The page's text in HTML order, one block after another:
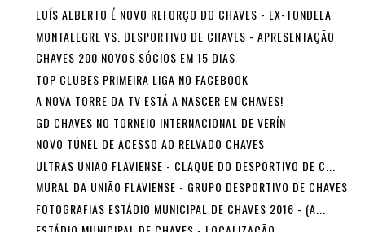
LUÍS ALBERTO É NOVO REFORÇO DO CHAVES - EX-TONDELA
MONTALEGRE VS. DESPORTIVO DE CHAVES - APRESENTAÇÃO
CHAVES 200 NOVOS SÓCIOS EM 15 DIAS
TOP CLUBES PRIMEIRA LIGA NO FACEBOOK
A NOVA TORRE DA TV ESTÁ A NASCER EM CHAVES!
GD CHAVES NO TORNEIO INTERNACIONAL DE VERÍN
NOVO TÚNEL DE ACESSO AO RELVADO CHAVES
ULTRAS UNIÃO FLAVIENSE - CLAQUE DO DESPORTIVO DE C...
MURAL DA UNIÃO FLAVIENSE - GRUPO DESPORTIVO DE CHAVES
FOTOGRAFIAS ESTÁDIO MUNICIPAL DE CHAVES 2016 - (A...